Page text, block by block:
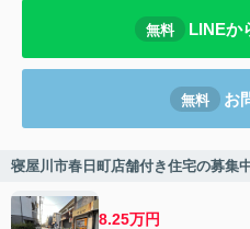
無料 LINEか
無料 お
寝屋川市春日町店舗付き住宅の募集
8.25万円